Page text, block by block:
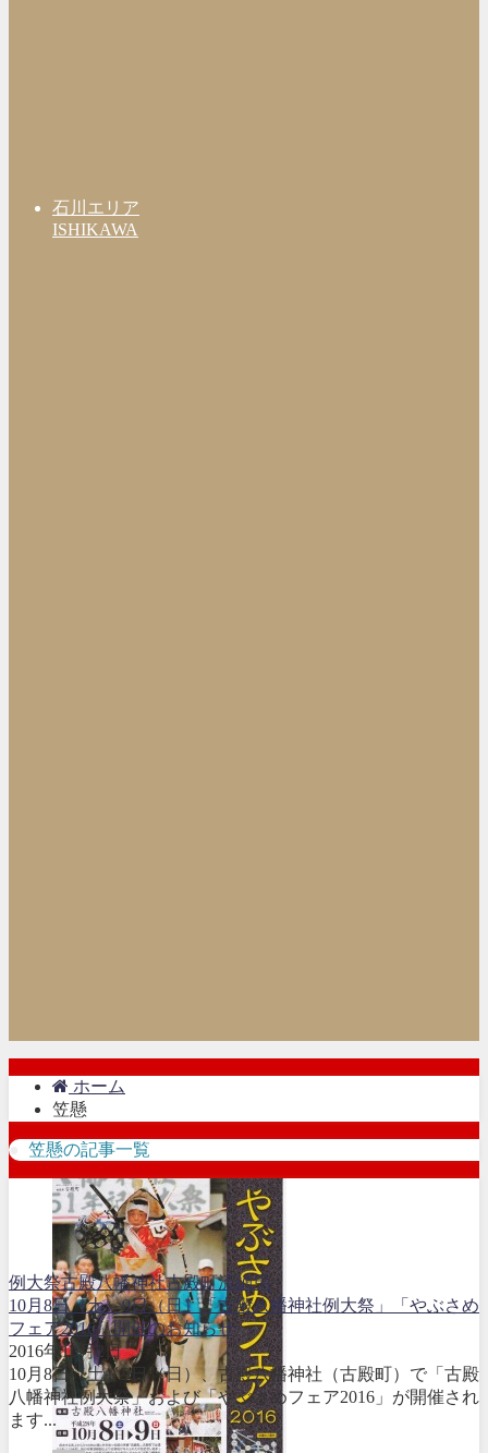
石川エリア
ISHIKAWA
ホーム
笠懸
笠懸の記事一覧
例大祭古殿八幡神社古殿町流鏑馬
10月8日（土）9日（日）「古殿八幡神社例大祭」「やぶさめ
フェア2016」開催のお知らせ
2016年10月2日
10月8日（土）9日（日）、古殿八幡神社（古殿町）で「古殿
八幡神社例大祭」および「やぶさめフェア2016」が開催され
ます...